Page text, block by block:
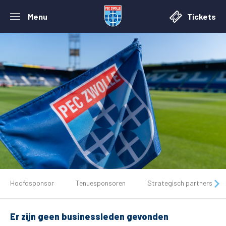
Menu Tickets
Tickets
Matchdays
Hoofdsponsor Tenuesponsoren Strategisch partners
Er zijn geen businessleden gevonden